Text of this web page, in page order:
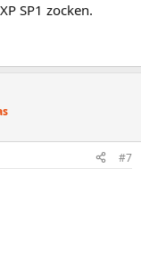
SP1 zocken.
#7